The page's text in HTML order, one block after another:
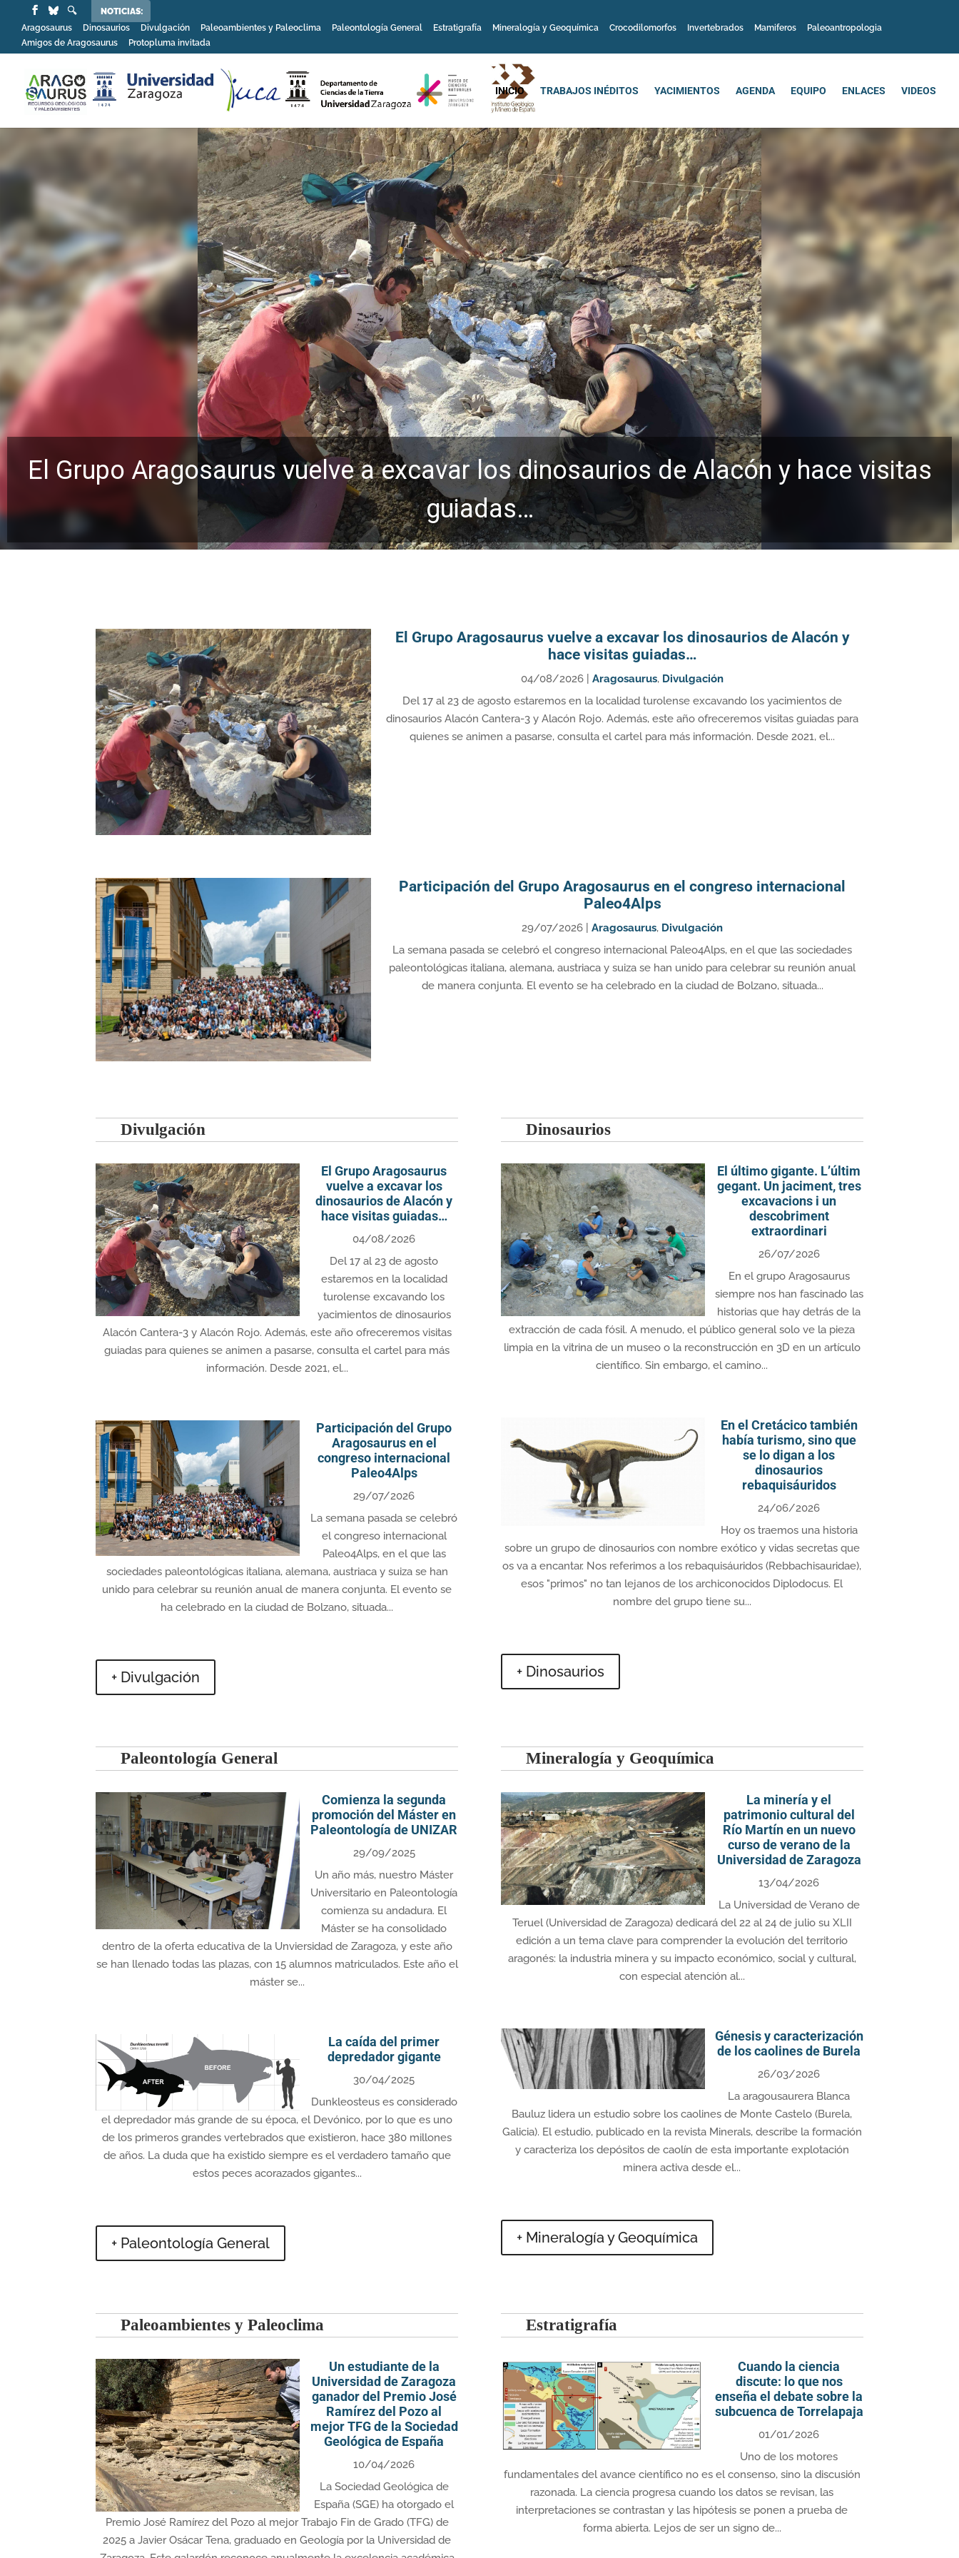
NOTICIAS:
Aragosaurus
Dinosaurios Divulgación Paleoambientes y Paleoclima Paleontología General Estratigrafía Mineralogía y Geoquímica Crocodilomorfos Invertebrados Mamiferos
Paleoantropologia
Amigos de Aragosaurus
Protopluma invitada
INICIO TRABAJOS INÉDITOS YACIMIENTOS AGENDA EQUIPO ENLACES VIDEOS
El Grupo Aragosaurus vuelve a excavar los dinosaurios de Alacón y hace visitas
guiadas…
El Grupo Aragosaurus vuelve a excavar los dinosaurios de Alacón y
hace visitas guiadas…
04/08/2026 Aragosaurus, Divulgación
Del 17 al 23 de agosto estaremos en la localidad turolense excavando los yacimientos de
dinosaurios Alacón Cantera-3 y Alacón Rojo. Además, este año ofreceremos visitas guiadas para
quienes se animen a pasarse, consulta el cartel para más información. Desde 2021, el...
Participación del Grupo Aragosaurus en el congreso internacional
Paleo4Alps
29/07/2026 Aragosaurus, Divulgación
La semana pasada se celebró el congreso internacional Paleo4Alps, en el que las sociedades
paleontológicas italiana, alemana, austriaca y suiza se han unido para celebrar su reunión anual
de manera conjunta. El evento se ha celebrado en la ciudad de Bolzano, situada...
Divulgación
El Grupo Aragosaurus
vuelve a excavar los
dinosaurios de Alacón y
hace visitas guiadas…
04/08/2026
Del 17 al 23 de agosto
estaremos en la localidad
turolense excavando los
yacimientos de dinosaurios
Alacón Cantera-3 y Alacón Rojo. Además, este año ofreceremos visitas
guiadas para quienes se animen a pasarse, consulta el cartel para más
información. Desde 2021, el...
Participación del Grupo
Aragosaurus en el
congreso internacional
Paleo4Alps
29/07/2026
La semana pasada se celebró
el congreso internacional
Paleo4Alps, en el que las
sociedades paleontológicas italiana, alemana, austriaca y suiza se han
unido para celebrar su reunión anual de manera conjunta. El evento se
ha celebrado en la ciudad de Bolzano, situada...
+ Divulgación
Dinosaurios
El último gigante. L’últim
gegant. Un jaciment, tres
excavacions i un
descobriment
extraordinari
26/07/2026
En el grupo Aragosaurus
siempre nos han fascinado las
historias que hay detrás de la
extracción de cada fósil. A menudo, el público general solo ve la pieza
limpia en la vitrina de un museo o la reconstrucción en 3D en un artículo
científico. Sin embargo, el camino...
En el Cretácico también
había turismo, sino que
se lo digan a los
dinosaurios
rebaquisáuridos
24/06/2026
Hoy os traemos una historia
sobre un grupo de dinosaurios con nombre exótico y vidas secretas que
os va a encantar. Nos referimos a los rebaquisáuridos (Rebbachisauridae),
esos "primos" no tan lejanos de los archiconocidos Diplodocus. El
nombre del grupo tiene su...
+ Dinosaurios
Paleontología General
Comienza la segunda
promoción del Máster en
Paleontología de UNIZAR
29/09/2025
Un año más, nuestro Máster
Universitario en Paleontología
comienza su andadura. El
Máster se ha consolidado
dentro de la oferta educativa de la Unviersidad de Zaragoza, y este año
se han llenado todas las plazas, con 15 alumnos matriculados. Este año el
máster se...
La caída del primer
depredador gigante
30/04/2025
Dunkleosteus es considerado
el depredador más grande de su época, el Devónico, por lo que es uno
de los primeros grandes vertebrados que existieron, hace 380 millones
de años. La duda que ha existido siempre es el verdadero tamaño que
estos peces acorazados gigantes...
+ Paleontología General
Mineralogía y Geoquímica
La minería y el
patrimonio cultural del
Río Martín en un nuevo
curso de verano de la
Universidad de Zaragoza
13/04/2026
La Universidad de Verano de
Teruel (Universidad de Zaragoza) dedicará del 22 al 24 de julio su XLII
edición a un tema clave para comprender la evolución del territorio
aragonés: la industria minera y su impacto económico, social y cultural,
con especial atención al...
Génesis y caracterización
de los caolines de Burela
26/03/2026
La aragousaurera Blanca
Bauluz lidera un estudio sobre los caolines de Monte Castelo (Burela,
Galicia). El estudio, publicado en la revista Minerals, describe la formación
y caracteriza los depósitos de caolín de esta importante explotación
minera activa desde el...
+ Mineralogía y Geoquímica
Paleoambientes y Paleoclima
Un estudiante de la
Universidad de Zaragoza
ganador del Premio José
Ramírez del Pozo al
mejor TFG de la Sociedad
Geológica de España
10/04/2026
La Sociedad Geológica de
España (SGE) ha otorgado el
Premio José Ramírez del Pozo al mejor Trabajo Fin de Grado (TFG) de
2025 a Javier Osácar Tena, graduado en Geología por la Universidad de
Estratigrafía
Cuando la ciencia
discute: lo que nos
enseña el debate sobre la
subcuenca de Torrelapaja
01/01/2026
Uno de los motores
fundamentales del avance científico no es el consenso, sino la discusión
razonada. La ciencia progresa cuando los datos se revisan, las
interpretaciones se contrastan y las hipótesis se ponen a prueba de
forma abierta. Lejos de ser un signo de...